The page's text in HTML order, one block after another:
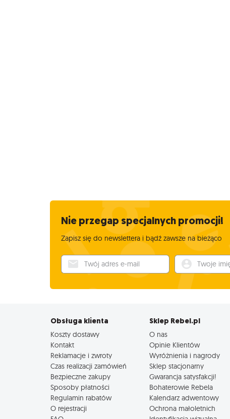
Nie przegap specjalnych promocji!
Zapisz się do newslettera i bądź zawsze na bieżąco
Twój adres e-mail Twoje imię
Obsługa klienta
Koszty dostawy
Kontakt
Reklamacje i zwroty
Czas realizacji zamówień
Bezpieczne zakupy
Sposoby płatności
Regulamin rabatów
O rejestracji
Sklep Rebel.pl
O nas
Opinie Klientów
Wyróżnienia i nagrody
Sklep stacjonarny
Gwarancja satysfakcji!
Bohaterowie Rebela
Kalendarz adwentowy
Ochrona małoletnich